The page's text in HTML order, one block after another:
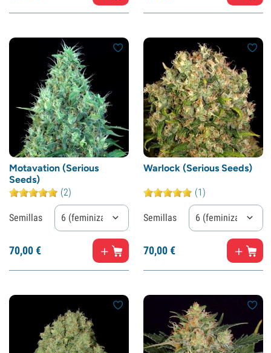
Motavation (Serious
Seeds)
(2)
Semillas 6 (feminizadas)
70,00€
Warlock (Serious Seeds)
(1)
Semillas 6 (feminizadas)
70,00€